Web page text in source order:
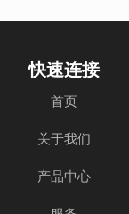
快速连接
首页
关于我们
产品中心